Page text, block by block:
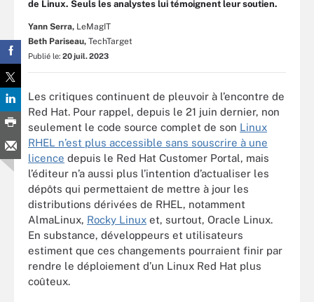
de Linux. Seuls les analystes lui témoignent leur soutien.
Yann Serra, LeMagIT
Beth Pariseau, TechTarget
Publié le: 20 juil. 2023
Les critiques continuent de pleuvoir à l’encontre de
Red Hat. Pour rappel, depuis le 21 juin dernier, non
seulement le code source complet de son Linux
RHEL n’est plus accessible sans souscrire à une
licence depuis le Red Hat Customer Portal, mais
l’éditeur n’a aussi plus l’intention d’actualiser les
dépôts qui permettaient de mettre à jour les
distributions dérivées de RHEL, notamment
AlmaLinux, Rocky Linux et, surtout, Oracle Linux.
En substance, développeurs et utilisateurs
estiment que ces changements pourraient finir par
rendre le déploiement d’un Linux Red Hat plus
coûteux.